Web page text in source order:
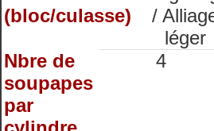
(bloc/culasse)
/
léger
Nbre de
soupapes
par
4